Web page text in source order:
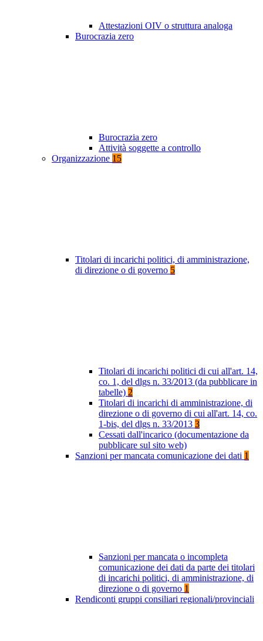
Attestazioni OIV o struttura analoga
Burocrazia zero
Burocrazia zero
Attività soggette a controllo
Organizzazione 15
Titolari di incarichi politici, di amministrazione,
di direzione o di governo 5
Titolari di incarichi politici di cui all'art. 14,
co. 1, del dlgs n. 33/2013 (da pubblicare in
tabelle) 2
Titolari di incarichi di amministrazione, di
direzione o di governo di cui all'art. 14, co.
1-bis, del dlgs n. 33/2013 3
Cessati dall'incarico (documentazione da
pubblicare sul sito web)
Sanzioni per mancata comunicazione dei dati 1
Sanzioni per mancata o incompleta
comunicazione dei dati da parte dei titolari
di incarichi politici, di amministrazione, di
direzione o di governo 1
Rendiconti gruppi consiliari regionali/provinciali